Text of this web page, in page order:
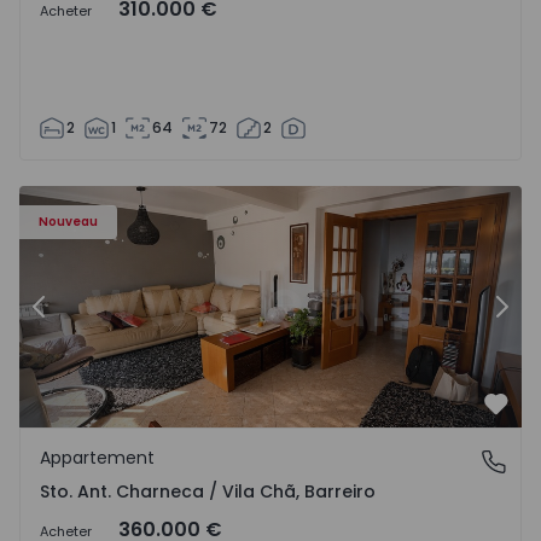
Acheter 310.000 €
2 1 64 72 2
Nouveau
- 1573477 - 14
Appartement T3 Barreiro, Sto. Ant. Charneca / Vila Chã -
Précédent
Sto. Ant. Charneca / Vila Chã, Barreiro
Appartement
Sto. Ant. Charneca / Vila Chã, Barreiro
Acheter 360.000 €